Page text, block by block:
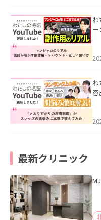
わ
た
わ
容
最新クリニック